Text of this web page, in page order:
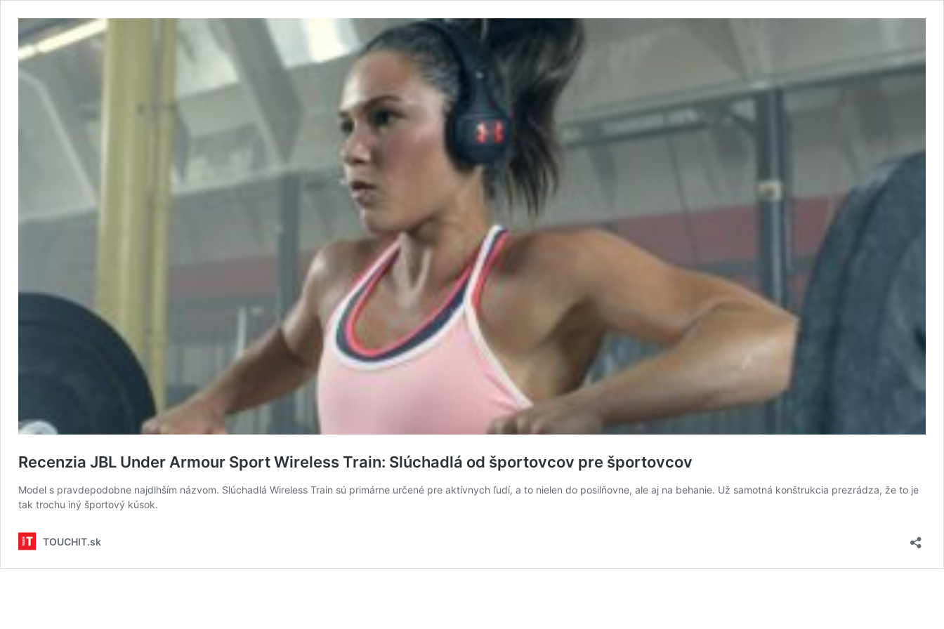
Recenzia JBL Under Armour Sport Wireless Train: Slúchadlá od športovcov pre športovcov
Model s pravdepodobne najdlhším názvom. Slúchadlá Wireless Train sú primárne určené pre aktívnych ľudí, a to nielen do posilňovne, ale aj na behanie. Už samotná konštrukcia prezrádza, že to je
tak trochu iný športový kúsok.
TOUCHIT.sk